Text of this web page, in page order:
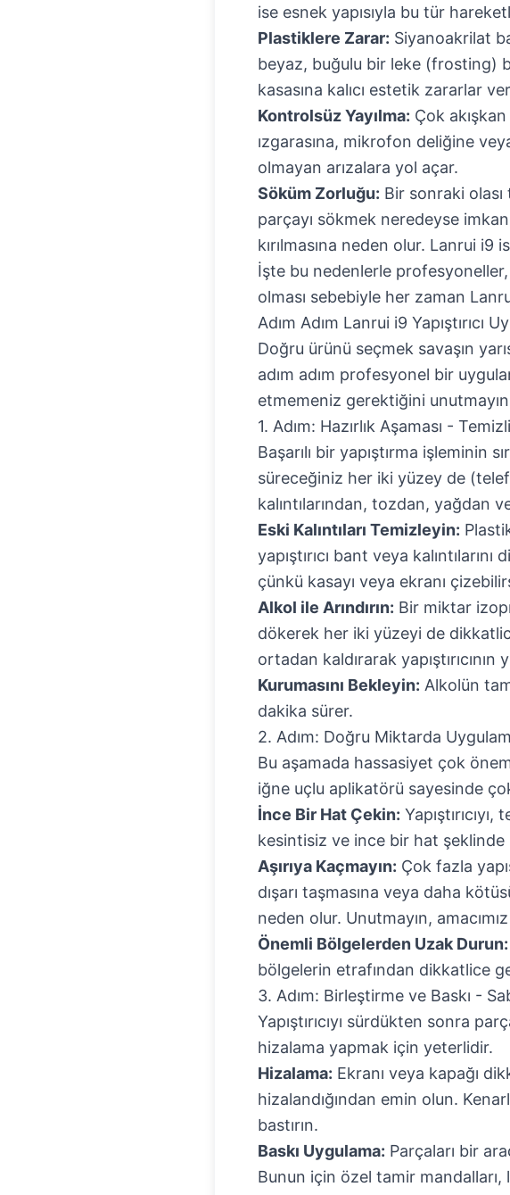
ise esnek yapısıyla bu tür
Plastiklere Zarar: Siyanoakrilat
beyaz, buğulu bir leke (frosting)
kasasına kalıcı estetik zararlar
Kontrolsüz Yayılma: Çok
ızgarasına, mikrofon deliğine
olmayan arızalara yol açar.
Söküm Zorluğu: Bir sonraki olası
parçayı sökmek neredeyse
kırılmasına neden olur. Lanrui i9
İşte bu nedenlerle
olması sebebiyle her zaman
Adım Adım Lanrui i9 Yapıştırıcı
Doğru ürünü seçmek savaşın
adım adım profesyonel bir
etmemeniz gerektiğini
1. Adım: Hazırlık Aşaması -
Başarılı bir yapıştırma işleminin
süreceğiniz her iki yüzey de
kalıntılarından, tozdan, yağdan
Eski Kalıntıları Temizleyin:
yapıştırıcı bant veya
çünkü kasayı veya ekranı
Alkol ile Arındırın: Bir miktar
dökerek her iki yüzeyi de
ortadan kaldırarak
Kurumasını Bekleyin: Alkolün
dakika sürer.
2. Adım: Doğru Miktarda
Bu aşamada hassasiyet çok
iğne uçlu aplikatörü sayesinde
İnce Bir Hat Çekin:
kesintisiz ve ince bir hat şeklinde
Aşırıya Kaçmayın: Çok fazla
dışarı taşmasına veya daha
neden olur. Unutmayın,
Önemli Bölgelerden Uzak Durun:
bölgelerin etrafından dikkatlice
3. Adım: Birleştirme ve Baskı -
Yapıştırıcıyı sürdükten sonra
hizalama yapmak için yeterlidir.
Hizalama: Ekranı veya kapağı
hizalandığından emin olun.
bastırın.
Baskı Uygulama: Parçaları bir
Bunun için özel tamir